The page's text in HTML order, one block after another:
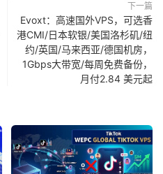
下一篇
Evoxt：高速国外VPS，可选香
港CMI/日本软银/美国洛杉矶/纽
约/英国/马来西亚/德国机房，
1Gbps大带宽/每周免费备份，
月付2.84 美元起